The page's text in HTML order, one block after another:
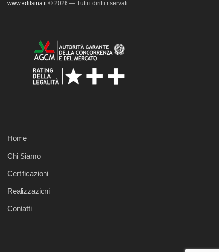
www.edilsina.it© 2026 — Tutti i diritti riservati
Home
Chi Siamo
Certificazioni
Realizzazioni
Contatti